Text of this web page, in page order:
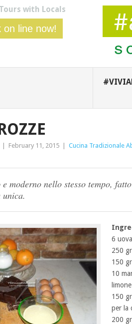
with Locals
on line now!
February 11, 2015 Cucina Tradizionale
moderno nello stesso tempo,
unica.
6 uova
250
150
10
150
per la
200